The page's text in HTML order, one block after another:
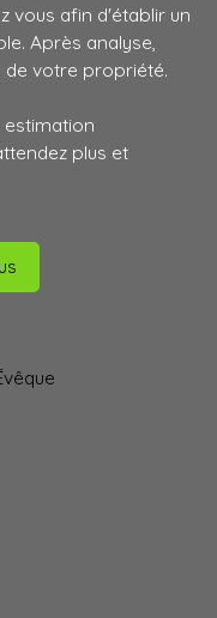
vous afin d'établir un
Après analyse,
de votre propriété.
plus et